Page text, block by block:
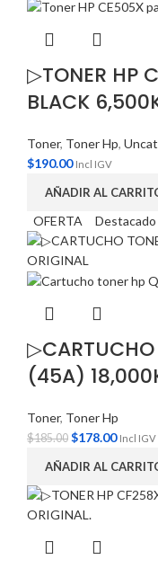
▷TONER HP
BLACK
Toner, Toner Hp,
$190.00 Incl IGV
AÑADIR AL
OFERTA Destacado
(45A)
Toner, Toner Hp
$185.00 $178.00 Incl IGV
AÑADIR AL